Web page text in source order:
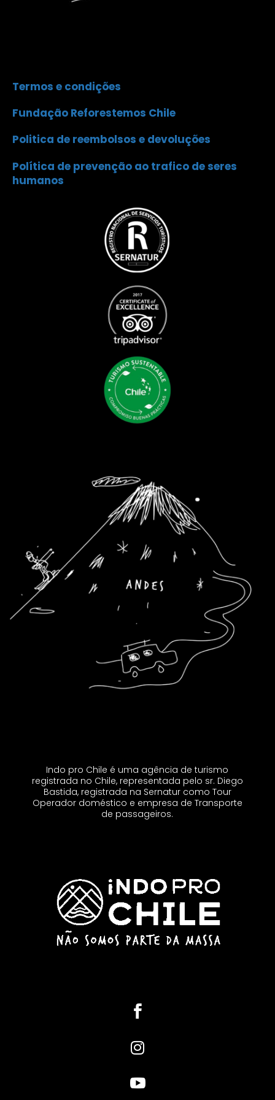
Termos e condições
Fundação Reforestemos Chile
Politica de reembolsos e devoluções
Política de prevenção ao trafico de seres
humanos
Indo pro Chile é uma agência de turismo
registrada no Chile, representada pelo sr. Diego
Bastida, registrada na Sernatur como Tour
Operador doméstico e empresa de Transporte
de passageiros.


